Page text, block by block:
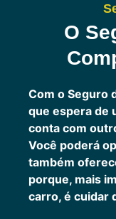
O
Com o Seguro
que espera de
conta com
Você poderá
também
porque, mais
carro, é cuidar